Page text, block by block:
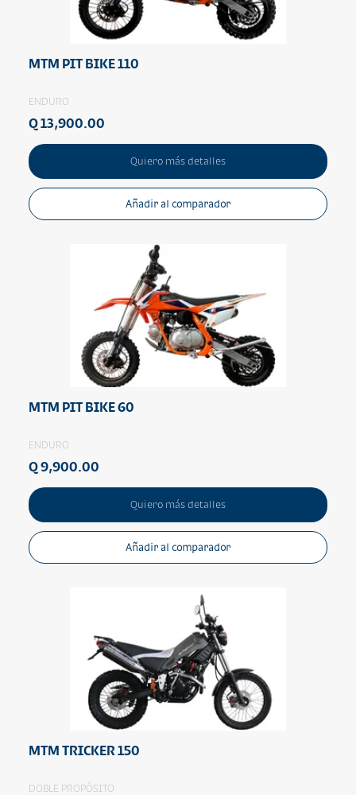
MTM PIT BIKE 110
ENDURO
Q 13,900.00
Quiero más detalles
Añadir al comparador
MTM PIT BIKE 60
ENDURO
Q 9,900.00
Quiero más detalles
Añadir al comparador
MTM TRICKER 150
DOBLE PROPÓSITO